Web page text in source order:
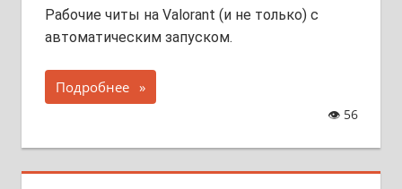
Рабочие читы на Valorant (и не только) с
автоматическим запуском.
Подробнее
👁 56